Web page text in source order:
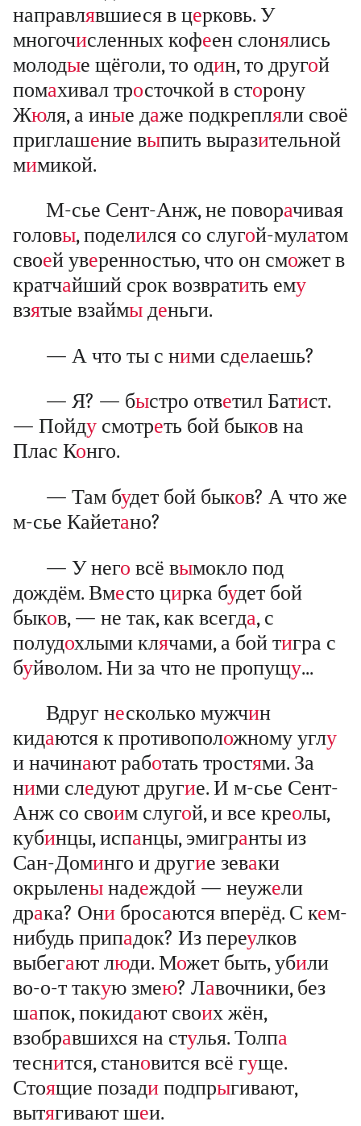
направлявшиеся в церковь. У
многочисленных кофеен слонялись
молодые щёголи, то один, то другой
помахивал тросточкой в сторону
Жюля, а иные даже подкрепляли своё
приглашение выпить выразительной
мимикой.
М-сье Сент-Анж, не поворачивая
головы, поделился со слугой-мулатом
своей уверенностью, что он сможет в
кратчайший срок возвратить ему
взятые взаймы деньги.
— А что ты с ними сделаешь?
— Я? — быстро ответил Батист.
— Пойду смотреть бой быков на
Плас Конго.
— Там будет бой быков? А что же
м-сье Кайетано?
— У него всё вымокло под
дождём. Вместо цирка будет бой
быков, — не так, как всегда, с
полудохлыми клячами, а бой тигра с
буйволом. Ни за что не пропущу...
Вдруг несколько мужчин
кидаются к противоположному углу
и начинают работать тростями. За
ними следуют другие. И м-сье Сент-
Анж со своим слугой, и все креолы,
кубинцы, испанцы, эмигранты из
Сан-Доминго и другие зеваки
окрылены надеждой — неужели
драка? Они бросаются вперёд. С кем-
нибудь припадок? Из переулков
выбегают люди. Может быть, убили
во-о-т такую змею? Лавочники, без
шапок, покидают своих жён,
взобравшихся на стулья. Толпа
теснится, становится всё гуще.
Стоящие позади подпрыгивают,
вытягивают шеи.